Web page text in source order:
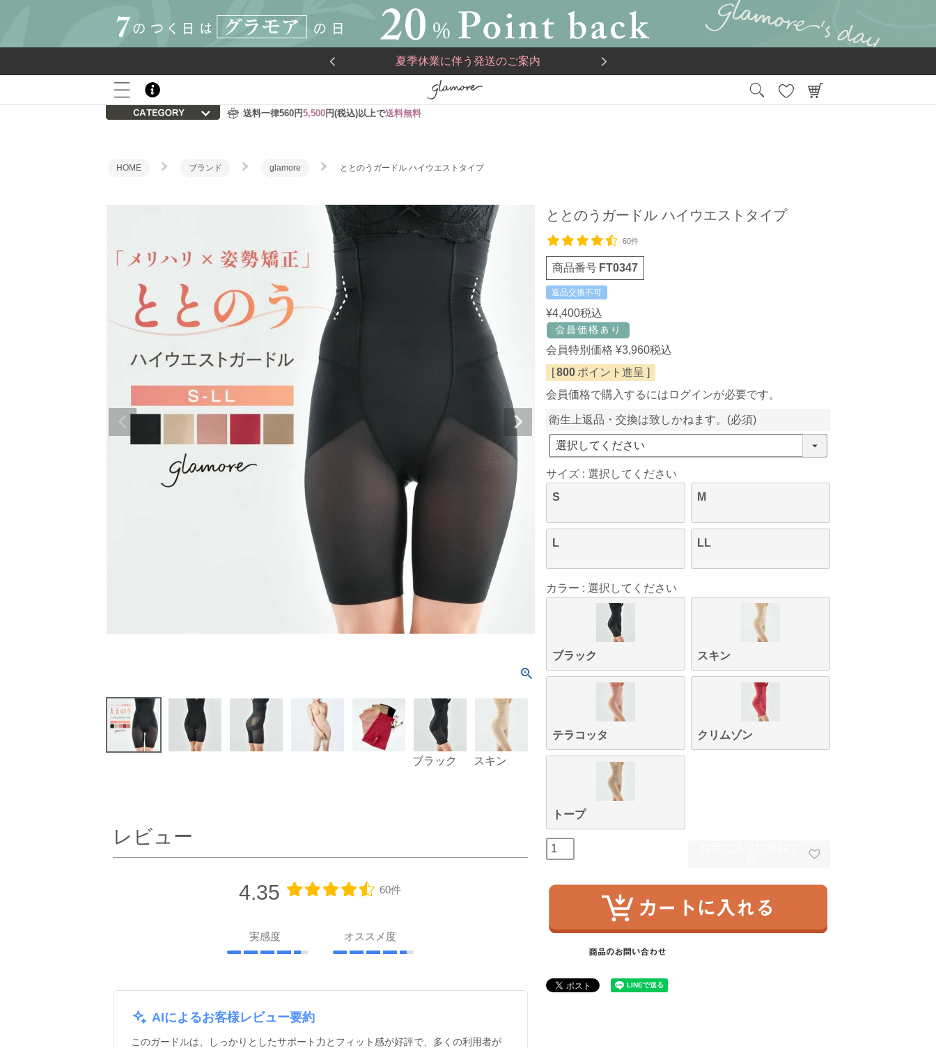
夏季休業に伴う発送のご案内
送料一律560円5,500円(税込)以上で送料無料
HOME ブランド glamore ととのうガードル ハイウエストタイプ
ブラック スキン テラコッタ クリムゾン トープ
レビュー
4.35 60件
実感度 オススメ度
AIによるお客様レビュー要約
このガードルは、しっかりとしたサポート力とフィット感が好評で、多くの利用者が
ととのうガードル ハイウエストタイプ
60件
商品番号 FT0347
返品交換不可
¥4,400税込
会員特別価格 ¥3,960税込
[800 ポイント進呈 ]
会員価格で購入するにはログインが必要です。
衛生上返品・交換は致しかねます。 (必須)
サイズ
選択してください
S
M
L LL
カラー 選択してください
ブラック スキン
テラコッタ クリムゾン
トープ